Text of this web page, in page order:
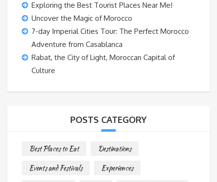
Exploring the Best Tourist Places Near Me!
Uncover the Magic of Morocco
7-day Imperial Cities Tour: The Perfect Morocco
Adventure from Casablanca
Rabat, the City of Light, Moroccan Capital of
Culture
POSTS CATEGORY
Best Places to Eat
Destinations
Events and Festivals
Experiences